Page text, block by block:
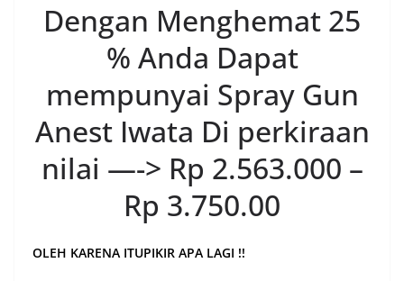
Dengan Menghemat 25
% Anda Dapat
mempunyai Spray Gun
Anest Iwata Di perkiraan
nilai —-> Rp 2.563.000 –
Rp 3.750.00
OLEH KARENA ITUPIKIR APA LAGI !!